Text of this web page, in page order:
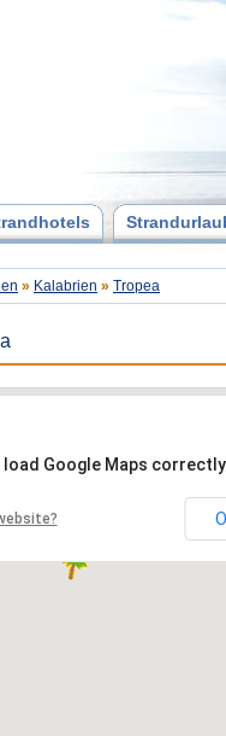
» Kalabrien » Tropea
load Google Maps